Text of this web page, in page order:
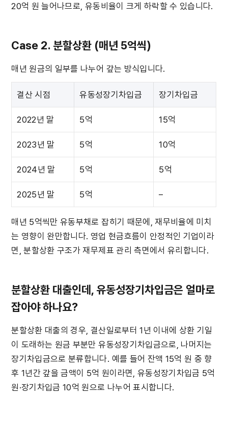
20억 원 늘어나므로, 유동비율이 크게 하락할 수 있습니다.
Case 2. 분할상환 (매년 5억씩)
매년 원금의 일부를 나누어 갚는 방식입니다.
결산 시점 유동성장기차입금 장기차입금
2022년 말 5억 15억
2023년 말 5억 10억
2024년 말 5억 5억
2025년 말 5억 –
매년 5억씩만 유동부채로 잡히기 때문에, 재무비율에 미치
는 영향이 완만합니다. 영업 현금흐름이 안정적인 기업이라
면, 분할상환 구조가 재무제표 관리 측면에서 유리합니다.
분할상환 대출인데, 유동성장기차입금은 얼마로
잡아야 하나요?
분할상환 대출의 경우, 결산일로부터 1년 이내에 상환 기일
이 도래하는 원금 부분만 유동성장기차입금으로, 나머지는
장기차입금으로 분류합니다. 예를 들어 잔액 15억 원 중 향
후 1년간 갚을 금액이 5억 원이라면, 유동성장기차입금 5억
원·장기차입금 10억 원으로 나누어 표시합니다.